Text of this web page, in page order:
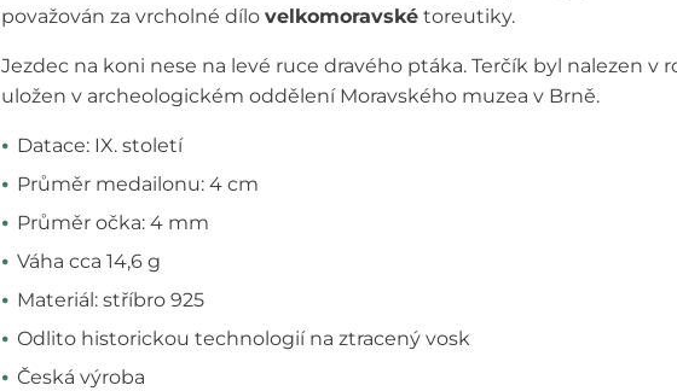
považován za vrcholné dílo velkomoravské toreutiky.
Jezdec na koni nese na levé ruce dravého ptáka. Terčík byl nalezen
uložen v archeologickém oddělení Moravského muzea v Brně.
Datace: IX. století
Průměr medailonu: 4 cm
Průměr očka: 4 mm
Váha cca 14,6 g
Materiál: stříbro 925
Odlito historickou technologií na ztracený vosk
Česká výroba